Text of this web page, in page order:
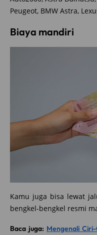
Peugeot, BMW Astra,
Biaya mandiri
Kamu juga bisa lewat
bengkel-bengkel resmi
Baca juga: Mengenali